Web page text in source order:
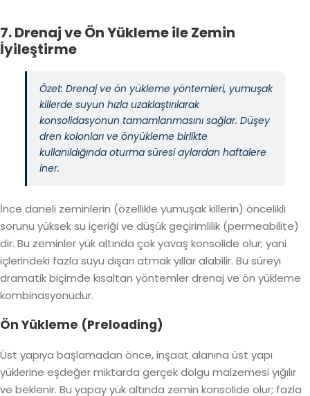
7. Drenaj ve Ön Yükleme ile Zemin
İyileştirme
Özet: Drenaj ve ön yükleme yöntemleri, yumuşak
killerde suyun hızla uzaklaştırılarak
konsolidasyonun tamamlanmasını sağlar. Düşey
dren kolonları ve önyükleme birlikte
kullanıldığında oturma süresi aylardan haftalere
iner.
İnce daneli zeminlerin (özellikle yumuşak killerin) öncelikli
sorunu yüksek su içeriği ve düşük geçirimlilik (permeabilite)
dir. Bu zeminler yük altında çok yavaş konsolide olur; yani
içlerindeki fazla suyu dışarı atmak yıllar alabilir. Bu süreyi
dramatik biçimde kısaltan yöntemler drenaj ve ön yükleme
kombinasyonudur.
Ön Yükleme (Preloading)
Üst yapıya başlamadan önce, inşaat alanına üst yapı
yüklerine eşdeğer miktarda gerçek dolgu malzemesi yığılır
ve beklenir. Bu yapay yük altında zemin konsolide olur; fazla